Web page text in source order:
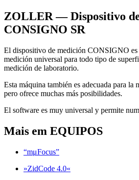
ZOLLER — Dispositivo
CONSIGNO SR
El dispositivo de medición CONSIGNO
medición universal para todo tipo de
medición de laboratorio.
Esta máquina también es adecuada para la
pero ofrece muchas más posibilidades.
El software es muy universal y permite
Mais em EQUIPOS
“mμFocus”
»ZidCode 4.0«